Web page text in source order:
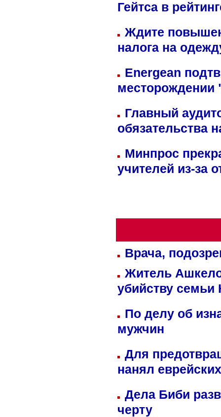
Гейтса в
Ждите
налога на
Energean
Главный
обязательства
Минпрос
учителей из-за
Врача,
Житель
убийству семьи
По делу об
мужчин
Для
нанял
Дела Биби